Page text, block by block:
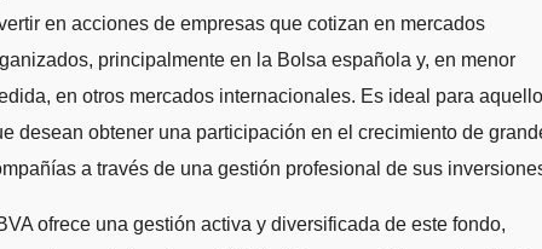
en acciones de empresas que cotizan en mercados
principalmente en la Bolsa española y, en menor
en otros mercados internacionales. Es ideal para
desean obtener una participación en el crecimiento de
a través de una gestión profesional de sus
ofrece una gestión activa y diversificada de este fondo,